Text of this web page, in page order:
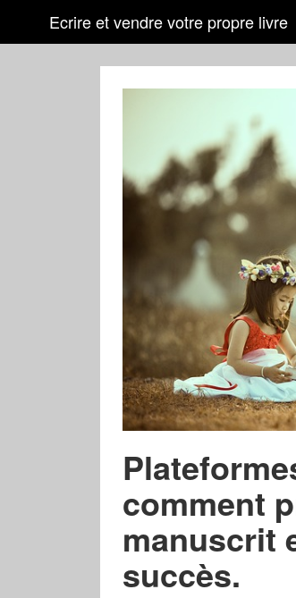
Ecrire et vendre votre propre livre
comment
manuscrit
succès.